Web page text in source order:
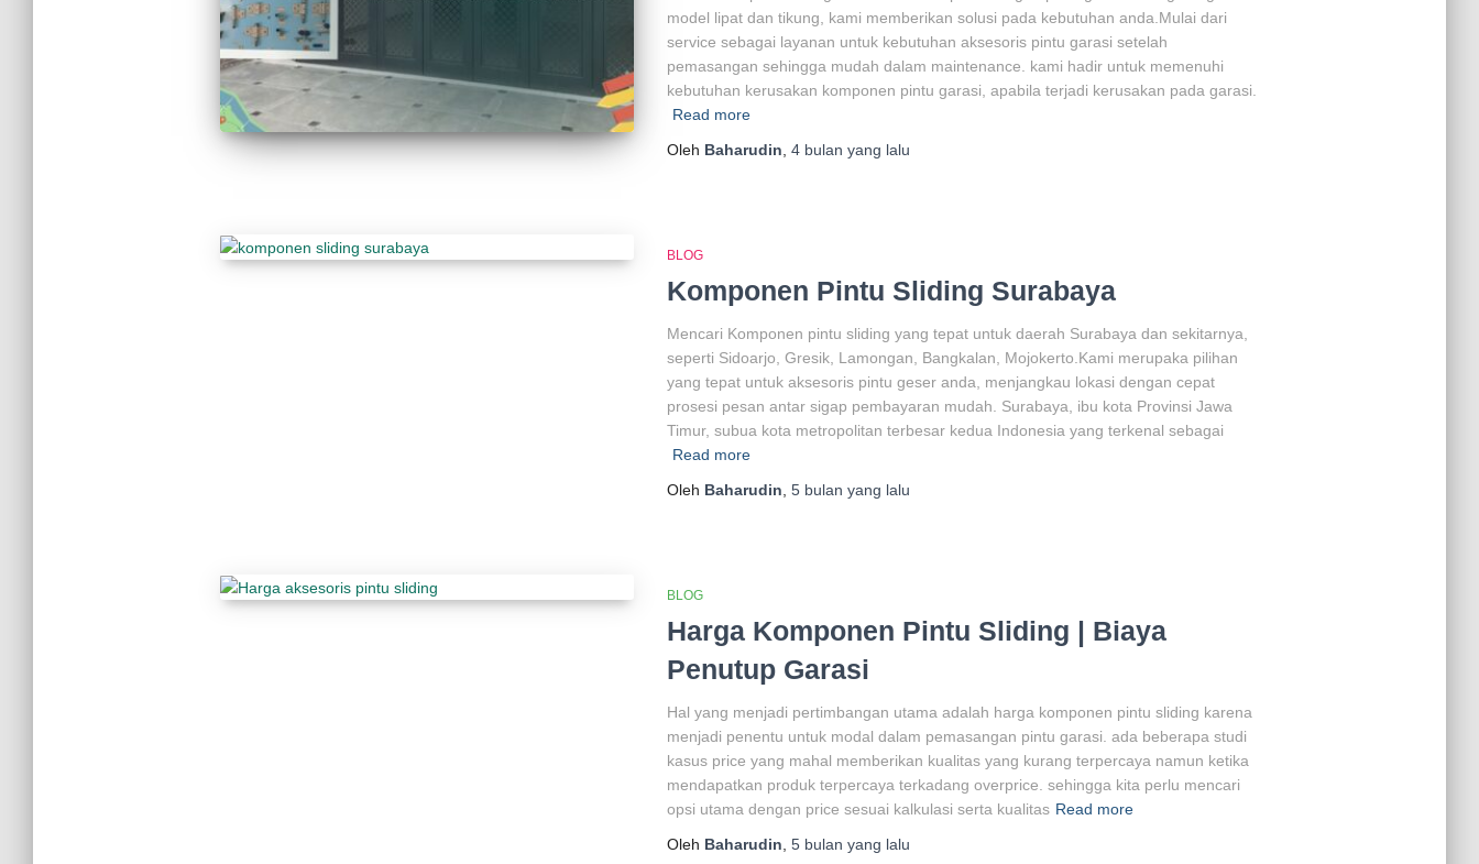
model lipat dan tikung, kami memberikan solusi pada kebutuhan anda.Mulai dari
service sebagai layanan untuk kebutuhan aksesoris pintu garasi setelah
pemasangan sehingga mudah dalam maintenance. kami hadir untuk memenuhi
kebutuhan kerusakan komponen pintu garasi, apabila terjadi kerusakan pada garasi.
Read more
Oleh Baharudin 4 bulan yang lalu
BLOG
Komponen Pintu Sliding Surabaya
Mencari Komponen pintu sliding yang tepat untuk daerah Surabaya dan sekitarnya,
seperti Sidoarjo, Gresik, Lamongan, Bangkalan, Mojokerto.Kami merupaka pilihan
yang tepat untuk aksesoris pintu geser anda, menjangkau lokasi dengan cepat
prosesi pesan antar sigap pembayaran mudah. Surabaya, ibu kota Provinsi Jawa
Timur, subua kota metropolitan terbesar kedua Indonesia yang terkenal sebagai
Read more
Oleh Baharudin 5 bulan yang lalu
BLOG
Harga Komponen Pintu Sliding | Biaya
Penutup Garasi
Hal yang menjadi pertimbangan utama adalah harga komponen pintu sliding karena
menjadi penentu untuk modal dalam pemasangan pintu garasi. ada beberapa studi
kasus price yang mahal memberikan kualitas yang kurang terpercaya namun ketika
mendapatkan produk terpercaya terkadang overprice. sehingga kita perlu mencari
opsi utama dengan price sesuai kalkulasi serta kualitas Read more
Oleh Baharudin 5 bulan yang lalu